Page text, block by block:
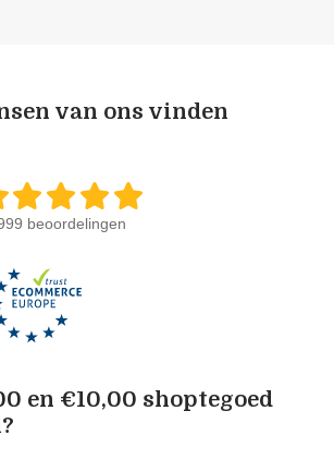
van ons vinden
beoordelingen
en €10,00 shoptegoed